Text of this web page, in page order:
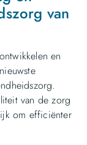
van
en
van de zorg
om efficiënter